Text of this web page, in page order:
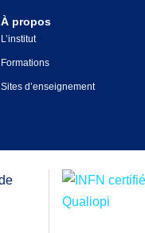
À propos
L’institut
Formations
Sites d’enseignement